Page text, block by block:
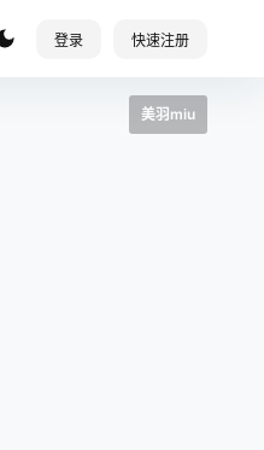
登录 快速注册
美羽miu